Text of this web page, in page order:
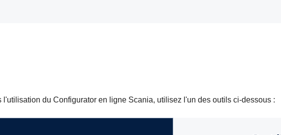
l'utilisation du Configurator en ligne Scania, utilisez l'un des outils ci-dessous :